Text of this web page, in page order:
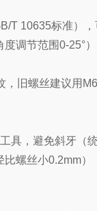
T 10635标准）
调节范围0-25°
旧螺丝建议用
具，避免斜牙（
螺丝小0.2mm）